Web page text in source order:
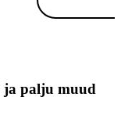
ja palju muud